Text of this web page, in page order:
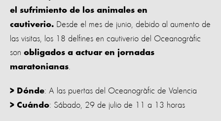
el sufrimiento de los animales en
cautiverio. Desde el mes de junio, debido al aumento de
las visitas, los 18 delfines en cautiverio del Oceanogràfic
son obligados a actuar en jornadas
maratonianas
> Dónde: A las puertas del Oceanogràfic de Valencia
> Cuándo: Sábado, 29 de julio de 11 a 13 horas